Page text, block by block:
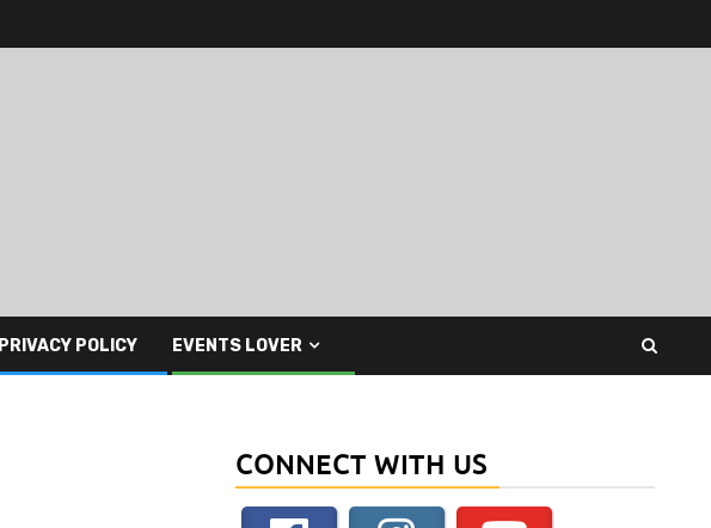
PRIVACY POLICY EVENTS LOVER
CONNECT WITH US